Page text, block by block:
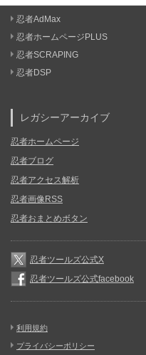
忍者AdMax
忍者ホームページPLUS
忍者SCRAPING
忍者DSP
レガシーアーカイブ
忍者ホームページ
忍者ブログ
忍者アクセス解析
忍者画像RSS
忍者おまとめボタン
忍者ツールズ公式X
忍者ツールズ公式facebook
利用規約
プライバシーポリシー